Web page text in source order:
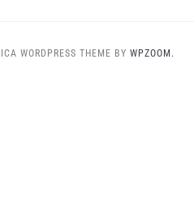
WORDPRESS THEME BY WPZOOM.